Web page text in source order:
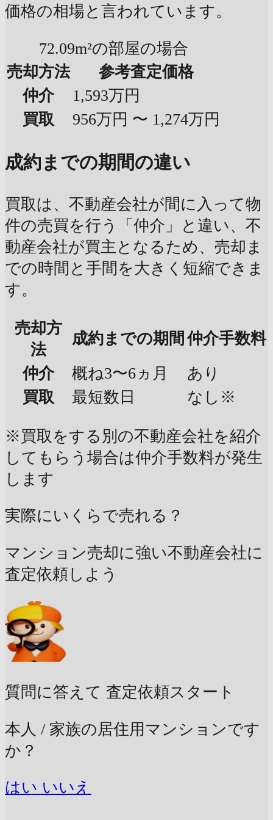
価格の相場と言われています。
72.09m²の部屋の場合
売却方法
参考査定価格
仲介
1,593万円
買取
956万円 〜 1,274万円
成約までの期間の違い
買取は、不動産会社が間に入って物
件の売買を行う「仲介」と違い、不
動産会社が買主となるため、売却ま
での時間と手間を大きく短縮できま
す。
売却方
法
成約までの期間 仲介手数料
仲介
概ね3〜6ヵ月
あり
買取
最短数日 なし※
※買取をする別の不動産会社を紹介
してもらう場合は仲介手数料が発生
します
実際にいくらで売れる？
マンション売却に強い不動産会社に
査定依頼しよう
質問に答えて 査定依頼スタート
本人 / 家族の居住用マンションです
か？
はい いいえ